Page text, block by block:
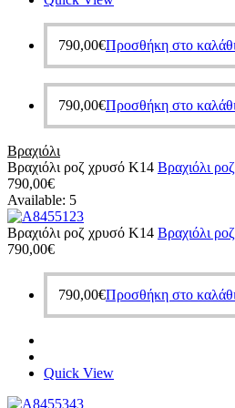
790,00€Προσθήκη στο καλάθι
790,00€Προσθήκη στο καλάθι
Βραχιόλι
Βραχιόλι ροζ χρυσό Κ14 Βραχιόλι
790,00€
Available: 5
Βραχιόλι ροζ χρυσό Κ14 Βραχιόλι
790,00€
790,00€Προσθήκη στο καλάθι
Quick View